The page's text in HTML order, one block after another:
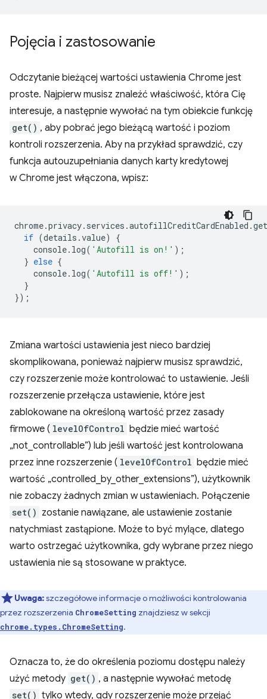
Pojęcia i zastosowanie
Odczytanie bieżącej wartości ustawienia Chrome jest
proste. Najpierw musisz znaleźć właściwość, która Cię
interesuje, a następnie wywołać na tym obiekcie funkcję
get() , aby pobrać jego bieżącą wartość i poziom
kontroli rozszerzenia. Aby na przykład sprawdzić, czy
funkcja autouzupełniania danych karty kredytowej
w Chrome jest włączona, wpisz:
chrome.privacy. services .autofillCreditCardEnabled .get
if (details .value)
{
console. log( 'Autofill is on!' );
} else {
console. log( 'Autofill is off!' );
}
});
Zmiana wartości ustawienia jest nieco bardziej
skomplikowana, ponieważ najpierw musisz sprawdzić,
czy rozszerzenie może kontrolować to ustawienie. Jeśli
rozszerzenie przełącza ustawienie, które jest
zablokowane na określoną wartość przez zasady
firmowe ( levelOfControl będzie mieć wartość
„not_controllable”) lub jeśli wartość jest kontrolowana
przez inne rozszerzenie ( levelOfControl będzie mieć
wartość „controlled_by_other_extensions”), użytkownik
nie zobaczy żadnych zmian w ustawieniach. Połączenie
set() zostanie nawiązane, ale ustawienie zostanie
natychmiast zastąpione. Może to być mylące, dlatego
warto ostrzegać użytkownika, gdy wybrane przez niego
ustawienia nie są stosowane w praktyce.
Uwaga:szczegółowe informacje o możliwości kontrolowania
przez rozszerzenia ChromeSetting znajdziesz w sekcji
chrome.types.ChromeSetting.
Oznacza to, że do określenia poziomu dostępu należy
użyć metody get() , a następnie wywołać metodę
set() tylko wtedy, gdy rozszerzenie może przejąć